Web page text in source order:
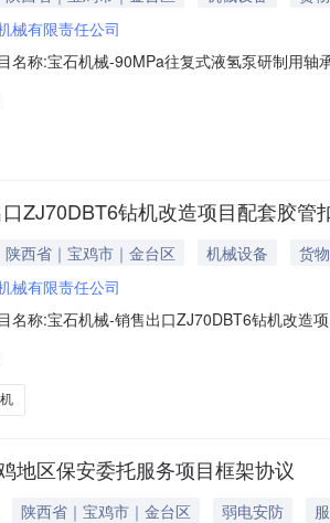
械有限责任公司
名称:宝石机械-90MPa往复式液氢泵研制用
公告BSJX2607-WZTP034-90MPa往复式液氢
ZJ70DBT6钻机改造项目配套胶管
陕西省｜宝鸡市｜金台区 机械设备
货物
械有限责任公司
名称:宝石机械-销售出口ZJ70DBT6钻机改造
其他：无1公告BSJX2607-WZTP072-销
地区保安委托服务项目框架协议
陕西省｜宝鸡市｜金台区 弱电安防